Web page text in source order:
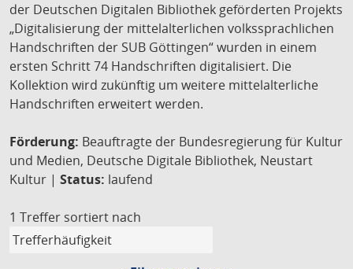
der Deutschen Digitalen Bibliothek geförderten Projekts
„Digitalisierung der mittelalterlichen volkssprachlichen
Handschriften der SUB Göttingen“ wurden in einem
ersten Schritt 74 Handschriften digitalisiert. Die
Kollektion wird zukünftig um weitere mittelalterliche
Handschriften erweitert werden.
Förderung: Beauftragte der Bundesregierung für Kultur
und Medien, Deutsche Digitale Bibliothek, Neustart
Kultur | Status: laufend
1 Treffer sortiert nach